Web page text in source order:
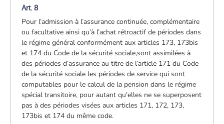
Art. 8
Pour l’admission à l’assurance continuée, complémentaire
ou facultative ainsi qu’à l’achat rétroactif de périodes dans
le régime général conformément aux articles 173, 173bis
et 174 du Code de la sécurité sociale,sont assimilées à
des périodes d’assurance au titre de l’article 171 du Code
de la sécurité sociale les périodes de service qui sont
computables pour le calcul de la pension dans le régime
spécial transitoire, pour autant qu'elles ne se superposent
pas à des périodes visées aux articles 171, 172, 173,
173bis et 174 du même code.